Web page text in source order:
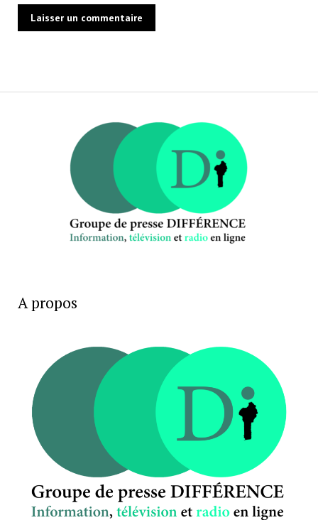
A propos